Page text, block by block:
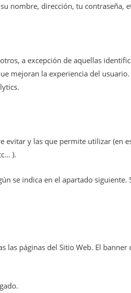
nombre, dirección, tu contraseña,
a excepción de aquellas
mejoran la experiencia del
evitar y las que permite utilizar (en
).
se indica en el apartado
las páginas del Sitio Web. El